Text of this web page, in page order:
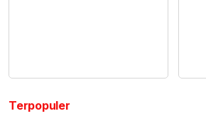
Terpopuler